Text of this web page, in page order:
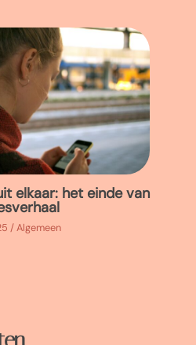
elkaar: het einde van
/Algemeen